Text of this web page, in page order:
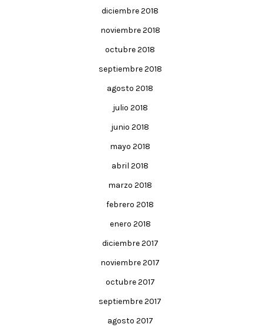
diciembre 2018
noviembre 2018
octubre 2018
septiembre 2018
agosto 2018
julio 2018
junio 2018
mayo 2018
abril 2018
marzo 2018
febrero 2018
enero 2018
diciembre 2017
noviembre 2017
octubre 2017
septiembre 2017
agosto 2017